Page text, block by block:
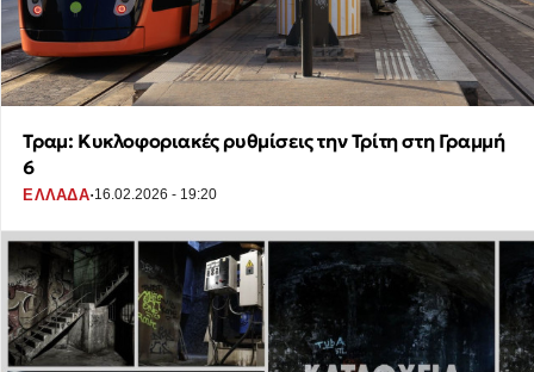
Τραμ: Κυκλοφοριακές ρυθμίσεις την Τρίτη στη Γραμμή
6
ΕΛΛΑΔΑ·16.02.2026 - 19:20